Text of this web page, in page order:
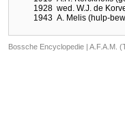
1928 wed. W.J. de
1943 A. Melis (hulp-
Bossche Encyclopedie | A.F.A.M.